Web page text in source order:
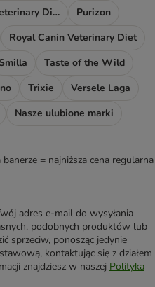
Purina Pro Plan Veterinary Diets
Purizon
Royal Canin Veterinary Diet
Taste of the Wild
Trixie
Versele Laga
Nasze ulubione marki
= najniższa cena regularna
adres e-mail do wysyłania
podobnych produktów lub
sprzeciw, ponosząc jedynie
kontaktując się z działem
znajdziesz w naszej Polityka